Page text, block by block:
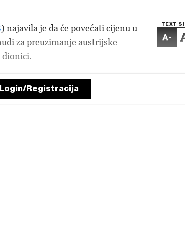
TEXT
-
) najavila je da će povećati cijenu u
za preuzimanje austrijske
dionici.
Login/Registracija